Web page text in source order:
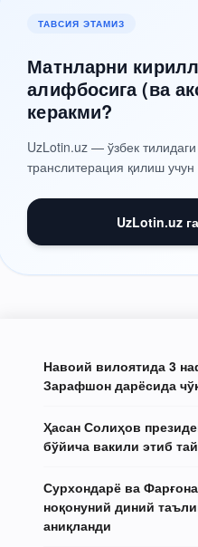
ТАВСИЯ ЭТАМИЗ
Матнларни
алифбосига (ва
керакми?
UzLotin.uz — ўзбек
транслитерация қилиш учун
UzLotin.uz
Навоий вилоятида 3
Зарафшон дарёсида
Ҳасан Солиҳов
бўйича вакили этиб
Сурхондарё ва
ноқонуний диний
аниқланди